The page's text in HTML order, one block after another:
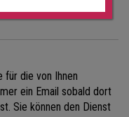
für die von Ihnen
ein Email sobald dort
Sie können den Dienst